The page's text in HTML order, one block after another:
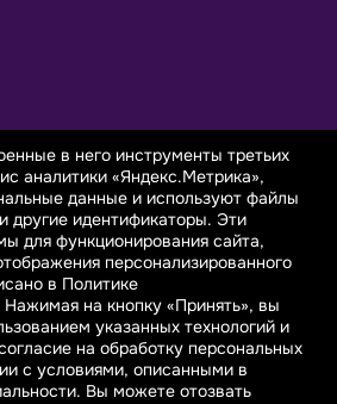
Интернет-магазин "САРАФАНОВО"
в него инструменты третьих
аналитики «Яндекс.Метрика»,
данные и используют файлы
другие идентификаторы. Эти
для функционирования сайта,
персонализированного
в Политике
на кнопку «Принять», вы
указанных технологий и
на обработку персональных
с условиями, описанными в
Вы можете отозвать